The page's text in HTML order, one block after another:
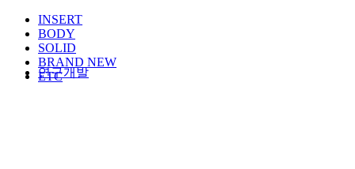
연구개발
INSERT
BODY
SOLID
BRAND NEW
ETC